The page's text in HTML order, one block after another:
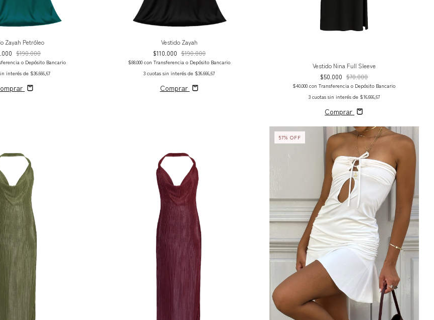
Zayah Petróleo
$190.000
o Depósito Bancario
interés de $36.666,67
Vestido Zayah
$110.000 $190.000
$88.000con Transferencia o Depósito Bancario
3 cuotas sin interés de $36.666,67
Comprar
Vestido Nina Full Sleeve
$50.000 $70.000
$40.000con Transferencia o Depósito Bancario
3 cuotas sin interés de $16.666,67
Comprar
57% OFF